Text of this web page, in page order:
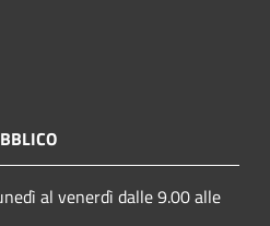
al venerdì dalle 9.00 alle